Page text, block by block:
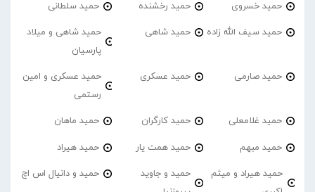
حمید خسروی حمید رخشنده حمید سلطانی
حمید سیف الله زاده حمید شاهی
حمید شاهی و میلاد
پارسیان
حمید صارمی حمید عسکری
حمید عسکری و امین
رستمی
حمید غلامعلی حمید کارگران حمید ماهان
حمید مبهم حمید همت یار حمید هیراد
حمید هیراد و میثم
حمید و جاوید
حمید و دانیال اس اچ